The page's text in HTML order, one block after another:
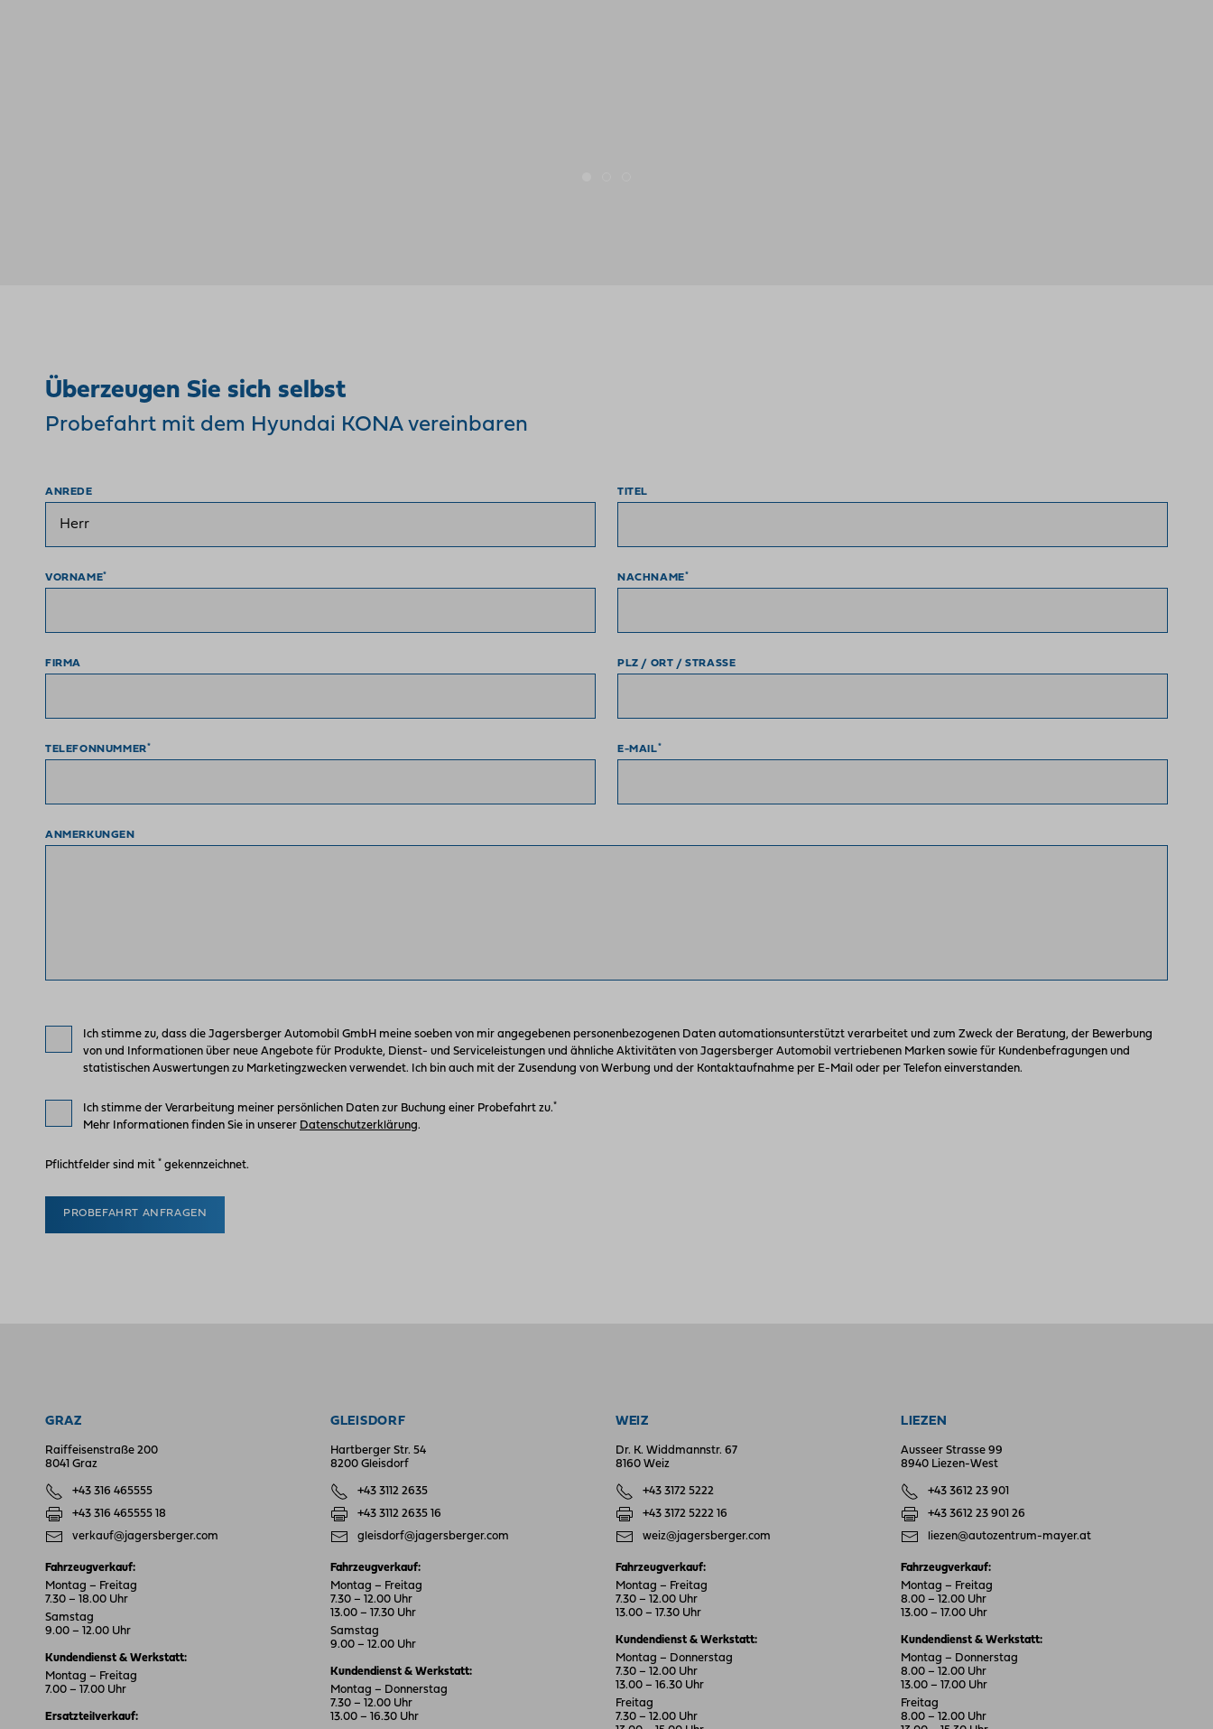
Überzeugen Sie sich selbst
Probefahrt mit dem Hyundai KONA vereinbaren
ANREDE TITEL
VORNAME* NACHNAME*
FIRMA PLZ / ORT / STRASSE
TELEFONNUMMER* E-MAIL*
ANMERKUNGEN
Ich stimme zu, dass die Jagersberger Automobil GmbH meine soeben von mir angegebenen personenbezogenen Daten automationsunterstützt verarbeitet und zum Zweck der Beratung, der Bewerbung
von und Informationen über neue Angebote für Produkte, Dienst- und Serviceleistungen und ähnliche Aktivitäten von Jagersberger Automobil vertriebenen Marken sowie für Kundenbefragungen und
statistischen Auswertungen zu Marketingzwecken verwendet. Ich bin auch mit der Zusendung von Werbung und der Kontaktaufnahme per E-Mail oder per Telefon einverstanden.
Ich stimme der Verarbeitung meiner persönlichen Daten zur Buchung einer Probefahrt zu.*
Mehr Informationen finden Sie in unserer Datenschutzerklärung.
Pflichtfelder sind mit * gekennzeichnet.
GRAZ
Raiffeisenstraße 200
8041 Graz
+43 316 465555
+43 316 465555 18
verkauf@jagersberger.com
Fahrzeugverkauf:
Montag – Freitag
7.30 – 18.00 Uhr
Samstag
9.00 – 12.00 Uhr
Kundendienst & Werkstatt:
Montag – Freitag
7.00 – 17.00 Uhr
Ersatzteilverkauf:
GLEISDORF
Hartberger Str. 54
8200 Gleisdorf
+43 3112 2635
+43 3112 2635 16
gleisdorf@jagersberger.com
Fahrzeugverkauf:
Montag – Freitag
7.30 – 12.00 Uhr
13.00 – 17.30 Uhr
Samstag
9.00 – 12.00 Uhr
Kundendienst & Werkstatt:
Montag – Donnerstag
7.30 – 12.00 Uhr
13.00 – 16.30 Uhr
WEIZ
Dr. K. Widdmannstr. 67
8160 Weiz
+43 3172 5222
+43 3172 5222 16
weiz@jagersberger.com
Fahrzeugverkauf:
Montag – Freitag
7.30 – 12.00 Uhr
13.00 – 17.30 Uhr
Kundendienst & Werkstatt:
Montag – Donnerstag
7.30 – 12.00 Uhr
13.00 – 16.30 Uhr
Freitag
7.30 – 12.00 Uhr
LIEZEN
Ausseer Strasse 99
8940 Liezen-West
+43 3612 23 901
+43 3612 23 901 26
liezen@autozentrum-mayer.at
Fahrzeugverkauf:
Montag – Freitag
8.00 – 12.00 Uhr
13.00 – 17.00 Uhr
Kundendienst & Werkstatt:
Montag – Donnerstag
8.00 – 12.00 Uhr
13.00 – 17.00 Uhr
Freitag
8.00 – 12.00 Uhr